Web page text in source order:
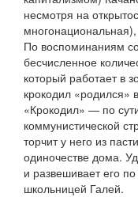
несмотря на
По воспоминаниям
бесчисленное
который работает в
крокодил «родился»
«Крокодил» — по
коммунистической
торчит у него из
одиночестве дома.
и развешивает его
школьницей Галей.